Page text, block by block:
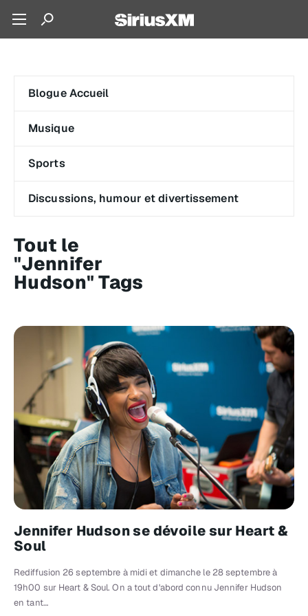
Blogue Accueil
Musique
Sports
Discussions, humour et divertissement
Tout le
"Jennifer
Hudson" Tags
Jennifer Hudson se dévoile sur Heart &
Soul
Rediffusion 26 septembre à midi et dimanche le 28 septembre à
19h00 sur Heart & Soul. On a tout d'abord connu Jennifer Hudson
en tant…